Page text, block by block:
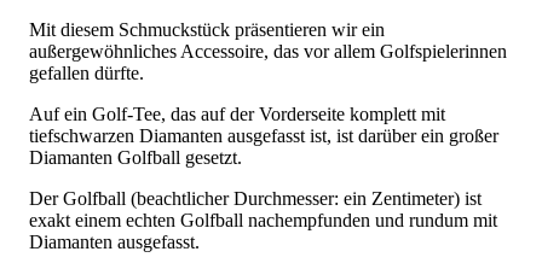
Mit diesem Schmuckstück präsentieren wir ein
außergewöhnliches Accessoire, das vor allem Golfspielerinnen
gefallen dürfte.
Auf ein Golf-Tee, das auf der Vorderseite komplett mit
tiefschwarzen Diamanten ausgefasst ist, ist darüber ein großer
Diamanten Golfball gesetzt.
Der Golfball (beachtlicher Durchmesser: ein Zentimeter) ist
exakt einem echten Golfball nachempfunden und rundum mit
Diamanten ausgefasst.